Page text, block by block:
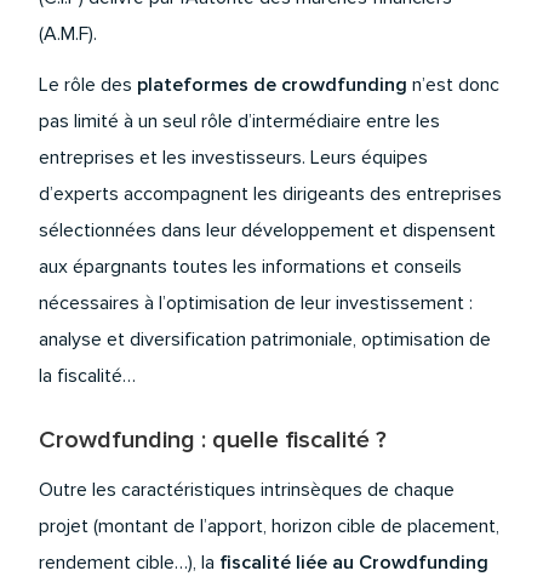
(A.M.F).
Le rôle des plateformes de crowdfunding n’est donc
pas limité à un seul rôle d’intermédiaire entre les
entreprises et les investisseurs. Leurs équipes
d’experts accompagnent les dirigeants des entreprises
sélectionnées dans leur développement et dispensent
aux épargnants toutes les informations et conseils
nécessaires à l’optimisation de leur investissement :
analyse et diversification patrimoniale, optimisation de
la fiscalité…
Crowdfunding : quelle fiscalité ?
Outre les caractéristiques intrinsèques de chaque
projet (montant de l’apport, horizon cible de placement,
rendement cible…), la fiscalité liée au Crowdfunding